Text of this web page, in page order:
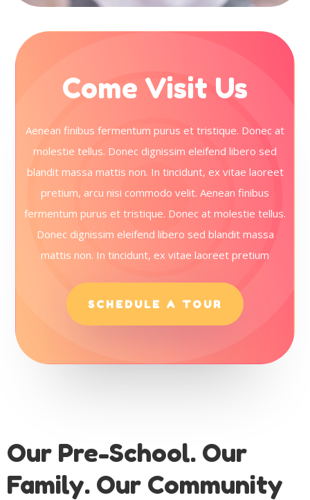
Come Visit Us
Aenean finibus fermentum purus et tristique. Donec at
molestie tellus. Donec dignissim eleifend libero sed
blandit massa mattis non. In tincidunt, ex vitae laoreet
pretium, arcu nisi commodo velit. Aenean finibus
fermentum purus et tristique. Donec at molestie tellus.
Donec dignissim eleifend libero sed blandit massa
mattis non. In tincidunt, ex vitae laoreet pretium
SCHEDULE A TOUR
Our Pre-School. Our
Family. Our Community